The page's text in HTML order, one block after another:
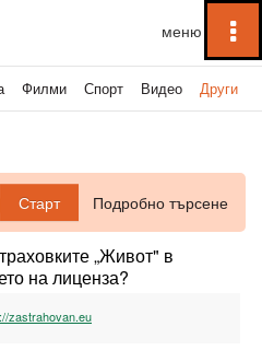
Филми Спорт Видео Други
Старт Подробно търсене
„Живот" в
на лиценза?
zastrahovan.eu